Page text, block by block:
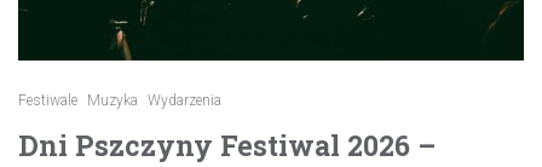
Festiwale Muzyka Wydarzenia
Dni Pszczyny Festiwal 2026 –